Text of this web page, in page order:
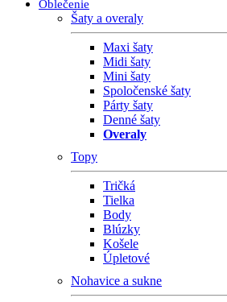
Oblečenie
Šaty a overaly
Maxi šaty
Midi šaty
Mini šaty
Spoločenské šaty
Párty šaty
Denné šaty
Overaly
Topy
Tričká
Tielka
Body
Blúzky
Košele
Úpletové
Nohavice a sukne